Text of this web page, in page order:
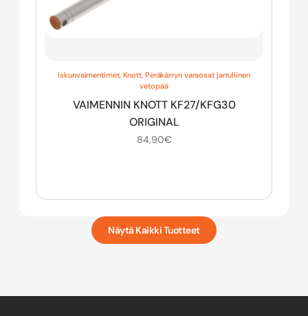
Näytä Kaikki Tuotteet
Iskunvaimentimet, Knott, Peräkärryn varaosat jarrullinen
vetopää
VAIMENNIN KNOTT KF27/KFG30
ORIGINAL
84,90€